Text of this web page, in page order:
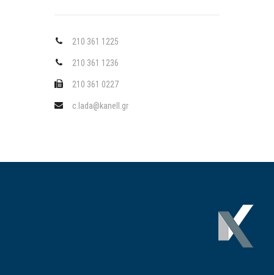
210 361 1225
210 361 1236
210 361 0227
c.lada@kanell.gr